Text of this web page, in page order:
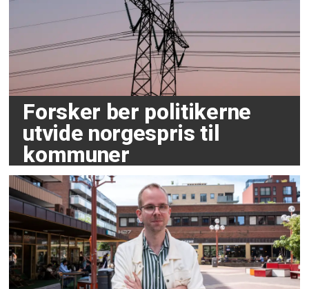
Forsker ber politikerne
utvide norgespris til
kommuner